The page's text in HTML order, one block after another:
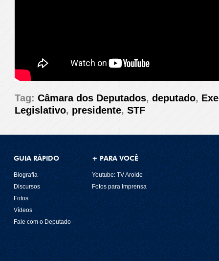
Tag: Câmara dos Deputados, deputado,
Legislativo, presidente, STF
GUIA RÁPIDO
Biografia
Discursos
Fotos
Vídeos
Fale com o Deputado
+ PARA VOCÊ
Youtube: TV Arolde
Fotos para Imprensa